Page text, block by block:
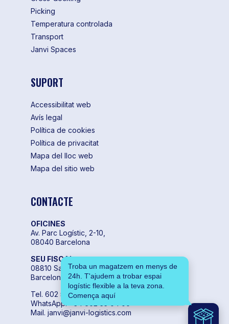
Picking
Temperatura controlada
Transport
Janvi Spaces
SUPORT
Accessibilitat web
Avís legal
Política de cookies
Política de privacitat
Mapa del lloc web
Mapa del sitio web
CONTACTE
OFICINES
Av. Parc Logístic, 2-10,
08040 Barcelona
SEU FISCAL
08810 Sant Pere de Ribes,
Barcelona
Tel. 602 55 04 00
WhatsApp. +34 602 55 04 00
Mail. janvi@janvi-logistics.com
Troba un magatzem en menys de
24h. T'ajudem a trobar espai
logístic flexible a la teva zona.
Comença aquí